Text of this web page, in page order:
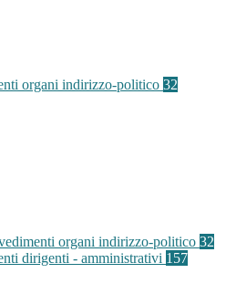
organi indirizzo-politico 32
organi indirizzo-politico 32
dirigenti - amministrativi 157